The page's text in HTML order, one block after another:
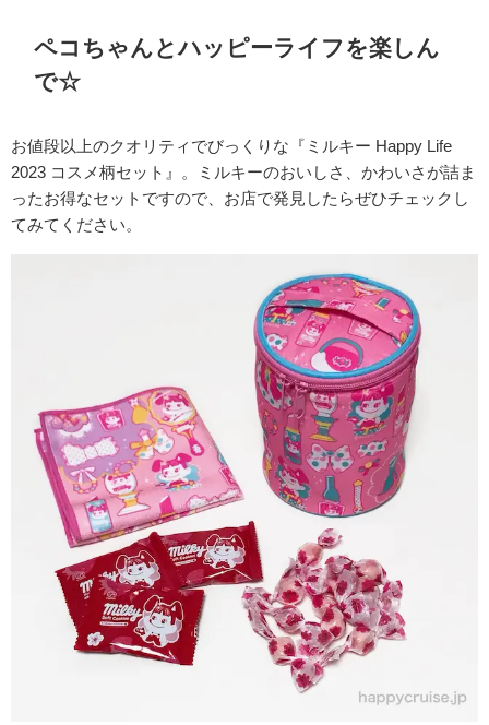
ペコちゃんとハッピーライフを楽しん
で☆
お値段以上のクオリティでびっくりな『ミルキー Happy Life
2023 コスメ柄セット』。ミルキーのおいしさ、かわいさが詰ま
ったお得なセットですので、お店で発見したらぜひチェックし
てみてください。